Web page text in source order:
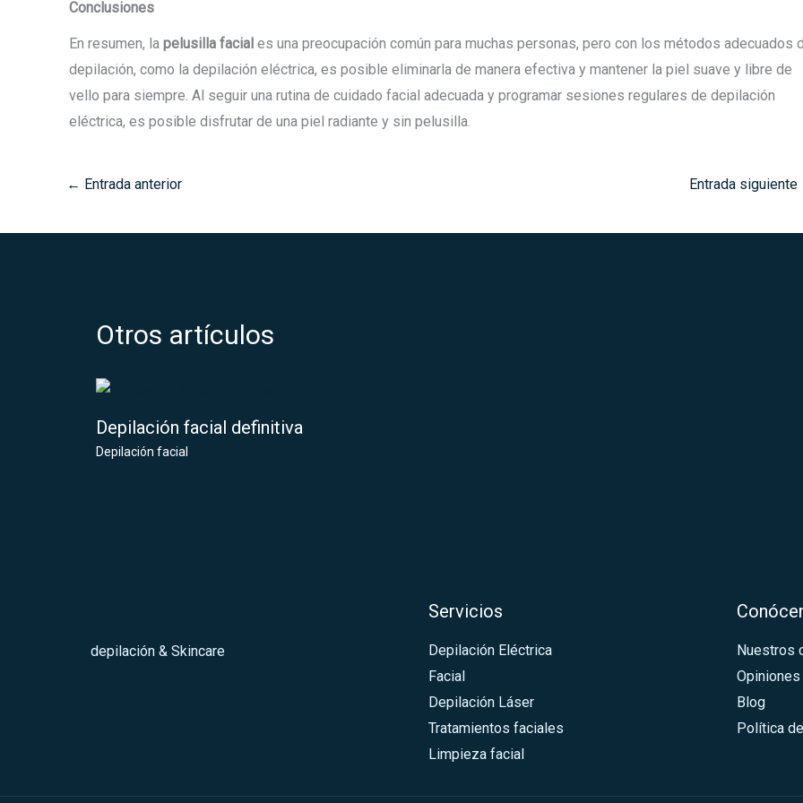
Conclusiones
En resumen, la pelusilla facial es una preocupación común para muchas personas, pero con los métodos adecuados
depilación, como la depilación eléctrica, es posible eliminarla de manera efectiva y mantener la piel suave y libre de
vello para siempre. Al seguir una rutina de cuidado facial adecuada y programar sesiones regulares de depilación
eléctrica, es posible disfrutar de una piel radiante y sin pelusilla.
← Entrada anterior Entrada siguiente
Otros artículos
Depilación facial definitiva
Depilación facial
depilación & Skincare
Servicios
Depilación Eléctrica
Facial
Depilación Láser
Tratamientos faciales
Limpieza facial
Nuestros
Opiniones
Blog
Política